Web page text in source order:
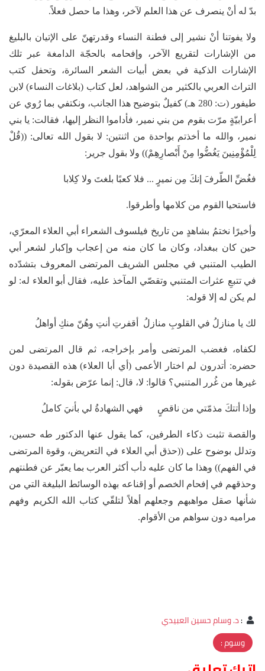
بدّ له أنْ ينصرف عن هذا العلم لآخر، وهذا ما حصل فعلاً.
ولا يفوتنا أنْ نشير إلى فطنة النساء وقدرتهنّ على الإتيان بالبليغ
من الإشارات لتقريع الآخر، وإفحامه بالحجّة الدامغة عبر تلك
الإشارات الذكية في بعض أبيات الشعر السائرة، وتحفل كتب
التراث العربي بالكثير من الشواهد، لعل كتاب (بلاغات النساء) لابن
طيفور (ت: 280 هـ) كفيلٌ بتوضيح هذا الجانب، ونكتفي بما رُوي عن
أعرابيّةٍ مرّت بقوم من بني نمير، فأداموا النظر إليها، فقالت: يا بني
نمير، والله ما أخذتم بواحدة من اثنتين: لا بقول الله تعالى: ((قُلْ
لِلْمُؤْمِنِينَ يَغُضُّوا مِنْ أَبْصارِهِمْ)) ولا بقول جرير:
فغُضِّ الطّرفَ إنكَ مِن نميرٍ ... فلا كعبًا بلغتَ ولا كِلابا
فاستحيا القوم من كلامها وأطرقوا.
وأخيرًا نختمُ بشاهدٍ من تاريخ فيلسوف الشعراء أبي العلاء المعرّي،
حين كان ببغداد، وكان ما كان منه من إعجاب وإكبار لشعر أبي
الطيب المتنبي في مجلس الشريف المرتضى المعروف بتشدّده
في تتبعِ عثرات المتنبي وتقصّي المآخذ عليه، فقال أبو العلاء له: لو
لم يكن له إلا قوله:
لك يا منازلُ في القلوبِ منازلُ أقفرتِ أنتِ وهُنّ منكِ أواهلُ
لكفاه، فغضب المرتضى وأمر بإخراجه، ثم قال المرتضى لمن
حضره: أتدرون لم اختار الأعمى (أي أبا العلاء) هذه القصيدة دون
غيرها من غُرر المتنبي؟ قالوا: لا، قال: إنما عرّض بقوله:
وإذا أتتكَ مذمّتي من ناقصٍ فهي الشهادةُ لي بأنيَ كاملُ
والقصة تثبت ذكاء الطرفين، كما يقول عنها الدكتور طه حسين،
وتدلل بوضوح على ((حذق أبي العلاء في التعريض، وقوة المرتضى
في الفهم)) وهذا ما كان عليه دأب أكثر العرب بما يعبّر عن فطنتهم
وحذقهم في إفحام الخصم أو إقناعه بهذه الوسائط البليغة التي من
شأنها صقل مواهبهم وجعلهم أهلاً لتلقّي كتاب الله الكريم وفهم
مراميه دون سواهم من الأقوام.
:د. وسام حسين العبيدي
وسوم :